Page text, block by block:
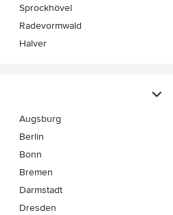
Sprockhövel
Radevormwald
Halver
Augsburg
Berlin
Bonn
Bremen
Darmstadt
Dresden